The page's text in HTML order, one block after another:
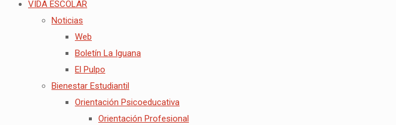
VIDA ESCOLAR
Noticias
Web
Boletín La Iguana
El Pulpo
Bienestar Estudiantil
Orientación Psicoeducativa
Orientación Profesional